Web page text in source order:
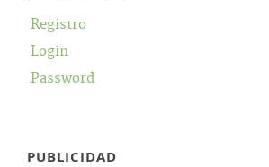
Registro
Login
Password
PUBLICIDAD